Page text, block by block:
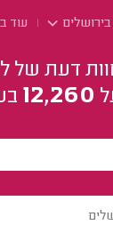
בירושלים עוד
דעת של
12,260